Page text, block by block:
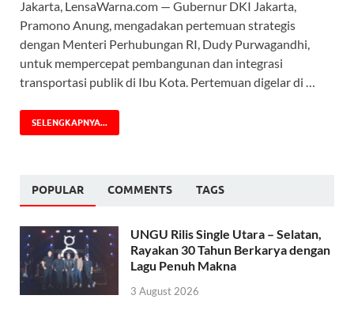
Jakarta, LensaWarna.com — Gubernur DKI Jakarta,
Pramono Anung, mengadakan pertemuan strategis
dengan Menteri Perhubungan RI, Dudy Purwagandhi,
untuk mempercepat pembangunan dan integrasi
transportasi publik di Ibu Kota. Pertemuan digelar di …
SELENGKAPNYA...
POPULAR COMMENTS TAGS
UNGU Rilis Single Utara – Selatan,
Rayakan 30 Tahun Berkarya dengan
Lagu Penuh Makna
3 August 2026